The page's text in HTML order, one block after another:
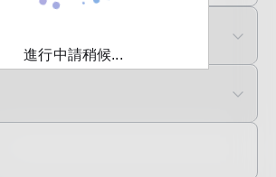
進行中請稍候...